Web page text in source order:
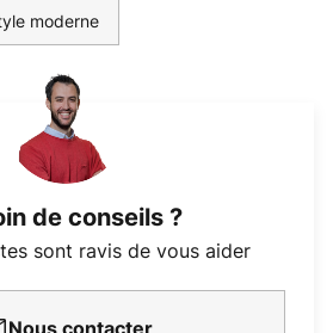
moderne
de conseils ?
sont ravis de vous aider
Nous contacter